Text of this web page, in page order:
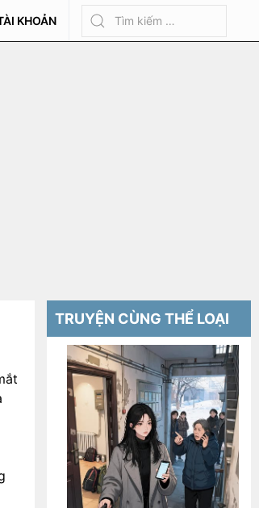
KHOẢN
TRUYỆN CÙNG THỂ LOẠI